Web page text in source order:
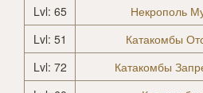
Lvl: 65
Некрополь
Lvl: 51
Катакомбы
Lvl: 72
Катакомбы